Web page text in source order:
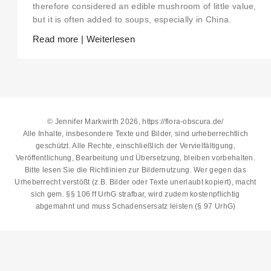
therefore considered an edible mushroom of little value,
but it is often added to soups, especially in China.
Read more | Weiterlesen
© Jennifer Markwirth 2026, https://flora-obscura.de/
Alle Inhalte, insbesondere Texte und Bilder, sind urheberrechtlich
geschützt. Alle Rechte, einschließlich der Vervielfältigung,
Veröffentlichung, Bearbeitung und Übersetzung, bleiben vorbehalten.
Bitte lesen Sie die Richtlinien zur Bildernutzung . Wer gegen das
Urheberrecht verstößt (z.B. Bilder oder Texte unerlaubt kopiert), macht
sich gem. §§ 106 ff UrhG strafbar, wird zudem kostenpflichtig
abgemahnt und muss Schadensersatz leisten (§ 97 UrhG)